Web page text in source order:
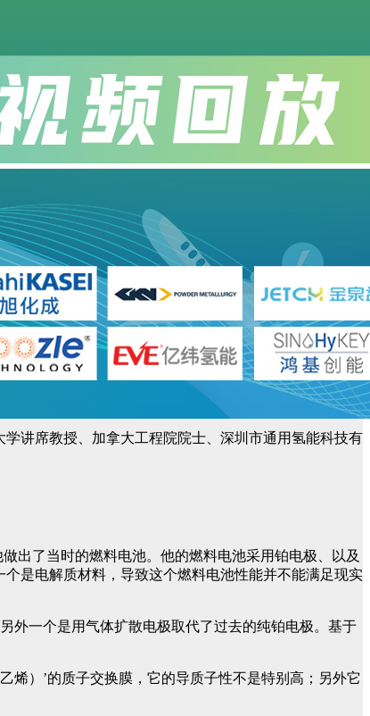
讲席教授、加拿大工程院院士、深圳市通用氢能科技有
出了当时的燃料电池。他的燃料电池采用铂电极、以及
是电解质材料，导致这个燃料电池性能并不能满足现实
外一个是用气体扩散电极取代了过去的纯铂电极。基于
烯）’的质子交换膜，它的导质子性不是特别高；另外它